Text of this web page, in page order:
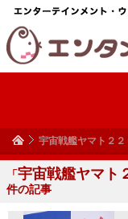
宇宙戦艦ヤマト２
「宇宙戦艦ヤマト
件の記事